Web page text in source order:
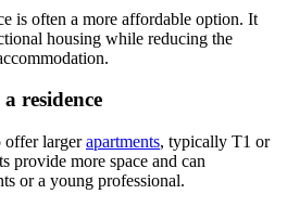
is often a more affordable option. It
housing while reducing the
residence
offer largerapartments, typically T1 or
provide more space and can
or a young professional.